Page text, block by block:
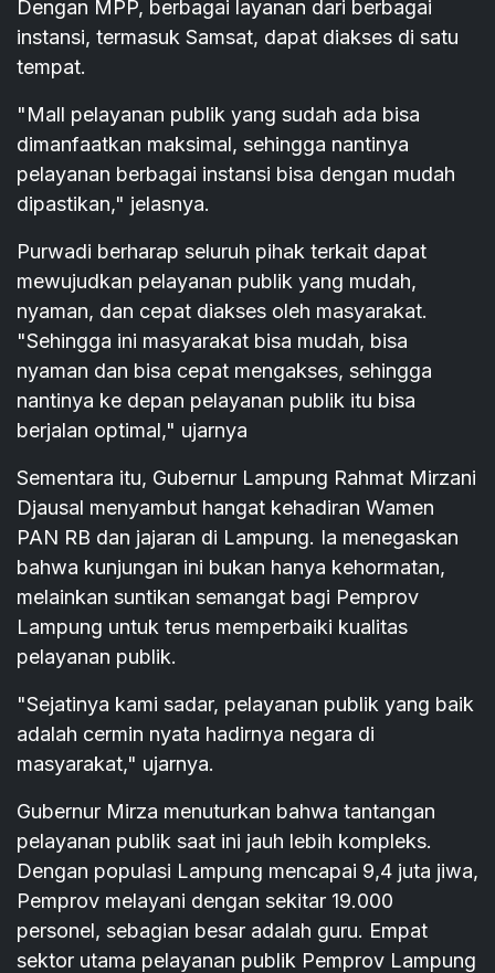
Dengan MPP, berbagai layanan dari berbagai
instansi, termasuk Samsat, dapat diakses di satu
tempat.
"Mall pelayanan publik yang sudah ada bisa
dimanfaatkan maksimal, sehingga nantinya
pelayanan berbagai instansi bisa dengan mudah
dipastikan," jelasnya.
Purwadi berharap seluruh pihak terkait dapat
mewujudkan pelayanan publik yang mudah,
nyaman, dan cepat diakses oleh masyarakat.
"Sehingga ini masyarakat bisa mudah, bisa
nyaman dan bisa cepat mengakses, sehingga
nantinya ke depan pelayanan publik itu bisa
berjalan optimal," ujarnya
Sementara itu, Gubernur Lampung Rahmat Mirzani
Djausal menyambut hangat kehadiran Wamen
PAN RB dan jajaran di Lampung. Ia menegaskan
bahwa kunjungan ini bukan hanya kehormatan,
melainkan suntikan semangat bagi Pemprov
Lampung untuk terus memperbaiki kualitas
pelayanan publik.
"Sejatinya kami sadar, pelayanan publik yang baik
adalah cermin nyata hadirnya negara di
masyarakat," ujarnya.
Gubernur Mirza menuturkan bahwa tantangan
pelayanan publik saat ini jauh lebih kompleks.
Dengan populasi Lampung mencapai 9,4 juta jiwa,
Pemprov melayani dengan sekitar 19.000
personel, sebagian besar adalah guru. Empat
sektor utama pelayanan publik Pemprov Lampung